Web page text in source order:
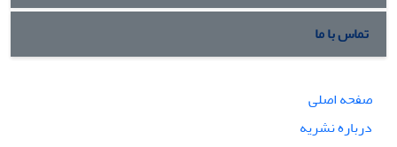
تماس با ما
صفحه اصلی
درباره نشریه